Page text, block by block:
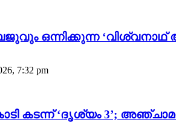
ഒന്നിക്കുന്ന ‘വിശ്വനാഥ്
7:32 pm
കടന്ന് ‘ദൃശ്യം 3’;